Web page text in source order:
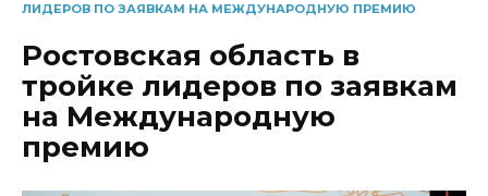
ЛИДЕРОВ ПО ЗАЯВКАМ НА МЕЖДУНАРОДНУЮ ПРЕМИЮ
Ростовская область в
тройке лидеров по заявкам
на Международную
премию